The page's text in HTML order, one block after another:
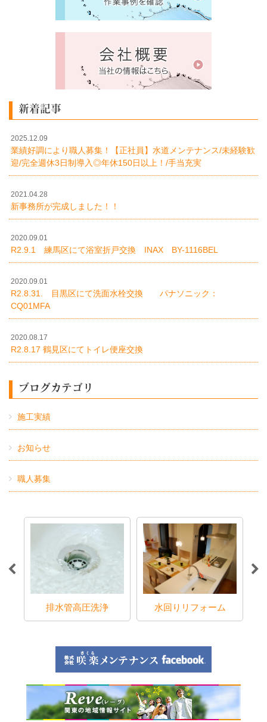
新着記事
2025.12.09
業績好調により職人募集！【正社員】水道メンテナンス/未経験歓
迎/完全週休3日制導入◎年休150日以上！/手当充実
2021.04.28
新事務所が完成しました！！
2020.09.01
R2.9.1 練馬区にて浴室折戸交換 INAX BY-1116BEL
2020.09.01
R2.8.31. 目黒区にて洗面水栓交換 パナソニック：
CQ01MFA
2020.08.17
R2.8.17 鶴見区にてトイレ便座交換
ブログカテゴリ
施工実績
お知らせ
職人募集
排水管高圧洗浄 水回りリフォーム